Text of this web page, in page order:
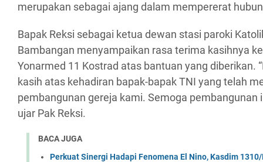
merupakan sebagai ajang dalam mempererat
Bapak Reksi sebagai ketua dewan stasi paroki
Bambangan menyampaikan rasa terima kasihnya
Yonarmed 11 Kostrad atas bantuan yang diberikan.
kasih atas kehadiran bapak-bapak TNI yang telah
pembangunan gereja kami. Semoga pembangunan
ujar Pak Reksi.
BACA JUGA
Perkuat Sinergi Hadapi Fenomena El Nino, Kasdim